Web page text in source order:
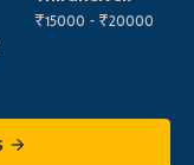
₹15000 - ₹20000